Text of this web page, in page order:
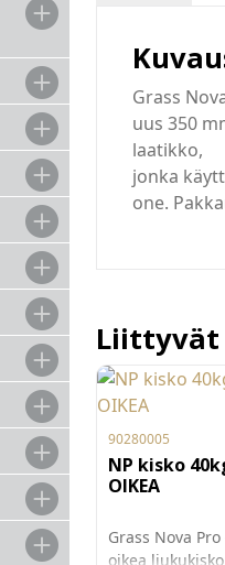
Grass
uus 350
laatikko,
jonka
one.
90280005
NP kisko
OIKEA
Grass Nova
oikea